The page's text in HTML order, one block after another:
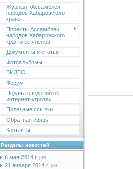
Журнал «Ассамблея
народов Хабаровского
края»
Проекты Ассамблеи
народов Хабаровского
края и ее членов
Документы и статьи
Фотоальбомы
ВИДЕО
Форум
Подача сведений об
интернет-угрозах
Полезные ссылки
Обратная связь
Контакты
Разделы новостей
6 мая 2014 г. [39]
21 января 2014 г. [33]